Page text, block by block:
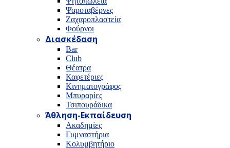
Ψαροταβέρνες
Ζαχαροπλαστεία
Φούρνοι
Διασκέδαση
Bar
Club
Θέατρα
Καφετέριες
Κινηματογράφος
Μπυραρίες
Τσιπουράδικα
Άθληση-Εκπαίδευση
Ακαδημίες
Γυμναστήρια
Κολυμβητήριο